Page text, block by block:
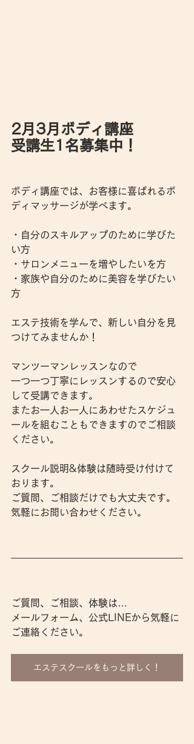
2月3月ボディ講座
受講生1名募集中！
ボディ講座では、お客様に喜ばれるボ
ディマッサージが学べます。
・自分のスキルアップのために学びた
い方
・サロンメニューを増やしたいを方
・家族や自分のために美容を学びたい
方
エステ技術を学んで、新しい自分を見
つけてみませんか！
マンツーマンレッスンなので
一つ一つ丁寧にレッスンするので安心
して受講できます。
またお一人お一人にあわせたスケジュ
ールを組むこともできますのでご相談
ください。
スクール説明&体験は随時受け付けて
おります。
ご質問、ご相談だけでも大丈夫です。
気軽にお問い合わせください。
ご質問、ご相談、体験は…
メールフォーム、公式LINEから気軽に
ご連絡ください。
エステスクールをもっと詳しく！